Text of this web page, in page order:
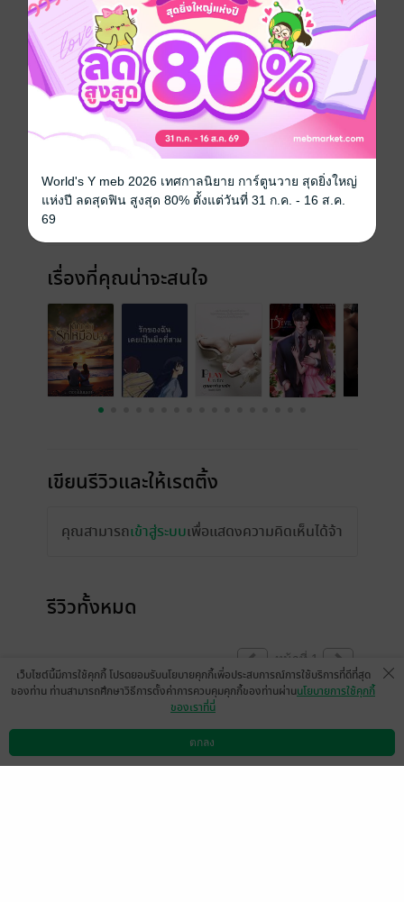
โรมานซ์ ดรามา โรแมนติก 18+
ครอบครัว
ประเภทไฟล์ pdf, epub
19 ตุลาคม 2567
ความยาว 327 หน้า (≈ 63,561 คำ)
ราคาปก
เรื่องที่คุณน่าจะสนใจ
เขียนรีวิวและให้เรตติ้ง
คุณสามารถเข้าสู่ระบบเพื่อแสดงความคิดเห็นได้จ้า
รีวิวทั้งหมด
หน้าที่ 1
a17025
ดาวน์โหลดแอป วิธีการใช้งาน ติดต่อเรา
เว็บไซต์นี้มีการใช้คุกกี้ โปรดยอมรับนโยบายคุกกี้เพื่อประสบการณ์การใช้บริการที่ดีที่สุด
ของท่าน ท่านสามารถศึกษาวิธีการตั้งค่าการควบคุมคุกกี้ของท่านผ่านนโยบายการใช้คุกกี้
ของเราที่นี่
ตกลง
World's Y meb 2026 เทศกาลนิยาย การ์ตูนวาย สุดยิ่งใหญ่
แห่งปี ลดสุดฟิน สูงสุด 80% ตั้งแต่วันที่ 31 ก.ค. - 16 ส.ค.
69